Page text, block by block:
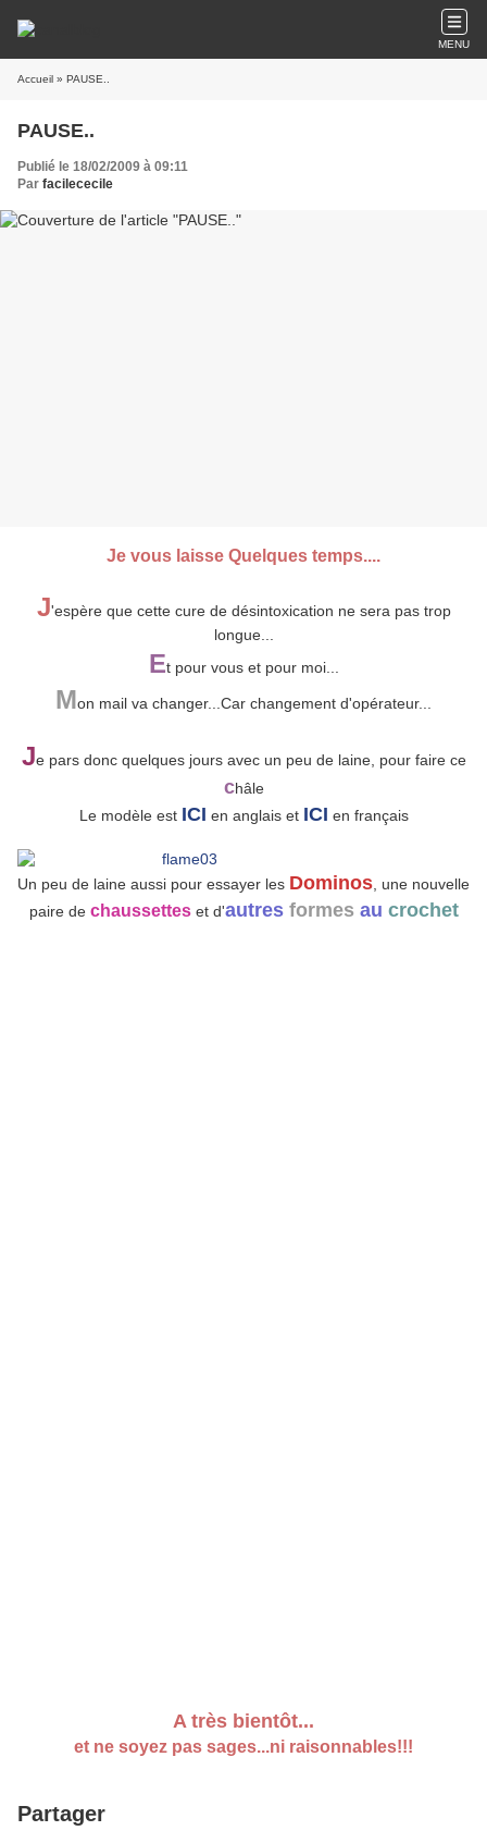
MENU
Accueil » PAUSE..
PAUSE..
Publié le 18/02/2009 à 09:11
Par facilececile
Je vous laisse Quelques temps....
J'espère que cette cure de désintoxication ne sera pas trop
longue...
Et pour vous et pour moi...
Mon mail va changer...Car changement d'opérateur...
Je pars donc quelques jours avec un peu de laine, pour faire ce
châle
Le modèle est ICI en anglais et ICI en français
Un peu de laine aussi pour essayer les Dominos , une nouvelle
paire de chaussetteset d'autres formes au crochet
A très bientôt...
et ne soyez pas sages...ni raisonnables!!!
Partager